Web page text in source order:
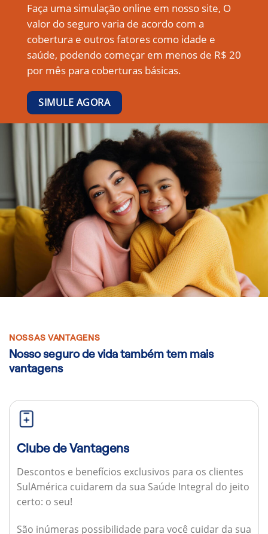
Faça uma simulação online em nosso site, O
valor do seguro varia de acordo com a
cobertura e outros fatores como idade e
saúde, podendo começar em menos de R$ 20
por mês para coberturas básicas.
SIMULE AGORA
NOSSAS VANTAGENS
Nosso seguro de vida também tem mais
vantagens
Clube de Vantagens
Descontos e benefícios exclusivos para os clientes
SulAmérica cuidarem da sua Saúde Integral do jeito
certo: o seu!
São inúmeras possibilidade para você cuidar da sua